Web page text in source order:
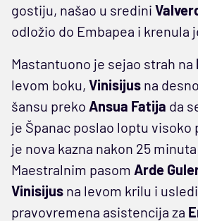
gostiju, našao u sredini
odložio do Embapea i krenula
Mastantuono je sejao strah na
levom boku, Vinisijus na
šansu preko Ansua Fatija da
je Španac poslao loptu visoko
je nova kazna nakon 25
Maestralnim pasom Arde
Vinisijus na levom krilu i
pravovremena asistencija za